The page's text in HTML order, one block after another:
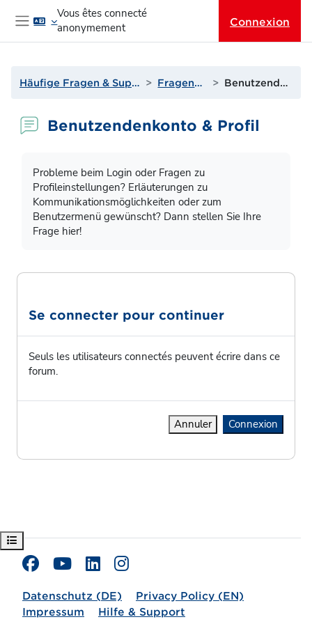
Passer au contenu principal
Panneau latéral
Vous êtes connecté
anonymement
Connexion
Ouvrir l’index du cours
Häufige Fragen & Support zur Lernplattform Fragen? Antworten! Benutzendenkonto & Profil
Benutzendenkonto & Profil
Probleme beim Login oder Fragen zu
Profileinstellungen? Erläuterungen zu
Kommunikationsmöglichkeiten oder zum
Benutzermenü gewünscht? Dann stellen Sie Ihre
Frage hier!
Se connecter pour continuer
Seuls les utilisateurs connectés peuvent écrire dans ce
forum.
Annuler Connexion
Datenschutz (DE)
Privacy Policy (EN)
Impressum
Hilfe & Support